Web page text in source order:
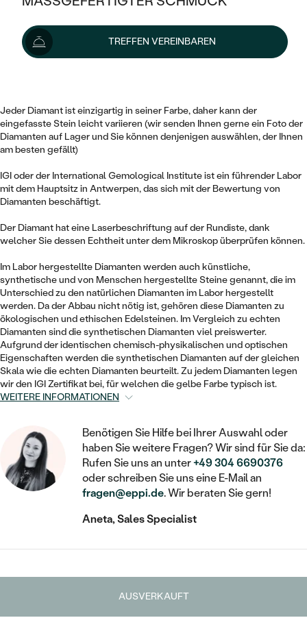
KLASSISCH
MEMOIRE
V-FORM
VINTAGE
GEHÄMMERTE
VON HAND GRAVIERTE
MIT FÜLLUNG
IM SET
NACH PREIS
LUXURIÖSE
MIT MEHREREN DIAMANTEN
HALO
VINTAGE
IM SET
AUSSERGEWÖHNLICH
GESTALTE EINEN RING
WÄHLE EINEN RING
DIAMANTEN ZUM EINFASSEN
LAB GROWN DIAMANTEN ZUM
EINFASSEN
FARBIGE DIAMANTEN ZUM EINFASSEN
MIT DIAMANT
MIT LAB GROWN DIAMANT
MIT MOISSANIT
MIT FARBIGEN DIAMANTEN
MIT SCHWARZEN DIAMANTEN
MIT SALT AND PEPPER DIAMANTEN
AUSVERKAUF
WENN SCHMUCK HILFT
OHRRINGE
ANHÄNGER / KETTEN
ARMBÄNDER
SCHMUCKSET
HERRENSCHMUCK
SCHMUCK FÜR KINDER
BROSCHEN
SCHMUCKZUBEHÖR
NACH MATERIAL
GOLD
NACH STEIN
PLATIN
OHRSTECKER
CREOLEN
MINIMALISTISCHE
HERZ
KINDER
PIERCINGS
NACH STEIN
MIT EDELSTEIN
PERLENOHRRINGE
GOLD
SILBER
NACH STYL
ZUR GEBURT EINES KINDES
PERSONALISIERT
MIT STERNZEICHEN
MINIMALISTISCH
MEDAILLON
KETTEN
HERZKETTEN
MIT TIEREN
NACH EDELSTEIN
MIT DIAMANT
AUSVERKAUF
GOLD
SILBER
PLATIN
MEMOIRE
MINIMALISTISCHE
STATEMENT
SIEGELRINGE
PERSONALISIERT
MIT DIAMANT
MIT EDELSTEIN
PERLENRINGE
LUXURIÖSE
TREFFEN VEREINBAREN
1 138 €
Lieferoptionen
Jeder Diamant ist einzigartig in seiner Farbe, daher kann der
eingefasste Stein leicht variieren (wir senden Ihnen gerne ein Foto der
Diamanten auf Lager und Sie können denjenigen auswählen, der Ihnen
am besten gefällt)
IGI oder der International Gemological Institute ist ein führender Labor
mit dem Hauptsitz in Antwerpen, das sich mit der Bewertung von
Diamanten beschäftigt.
Der Diamant hat eine Laserbeschriftung auf der Rundiste, dank
welcher Sie dessen Echtheit unter dem Mikroskop überprüfen können.
Im Labor hergestellte Diamanten werden auch künstliche,
synthetische und von Menschen hergestellte Steine genannt, die im
Unterschied zu den natürlichen Diamanten im Labor hergestellt
werden. Da der Abbau nicht nötig ist, gehören diese Diamanten zu
ökologischen und ethischen Edelsteinen. Im Vergleich zu echten
Diamanten sind die synthetischen Diamanten viel preiswerter.
Aufgrund der identischen chemisch-physikalischen und optischen
Eigenschaften werden die synthetischen Diamanten auf der gleichen
Skala wie die echten Diamanten beurteilt. Zu jedem Diamanten legen
wir den IGI Zertifikat bei, für welchen die gelbe Farbe typisch ist.
WEITERE INFORMATIONEN
Benötigen Sie Hilfe bei Ihrer Auswahl oder
haben Sie weitere Fragen? Wir sind für Sie da:
Rufen Sie uns an unter+49 304 6690376
oder schreiben Sie uns eine E-Mail an
fragen@eppi.de. Wir beraten Sie gern!
Aneta, Sales Specialist
AUSVERKAUFT